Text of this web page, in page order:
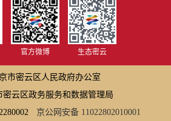
官方微博 生态密云
市密云区人民政府办公室
密云区政务服务和数据管理局
京公网安备 11022802010001